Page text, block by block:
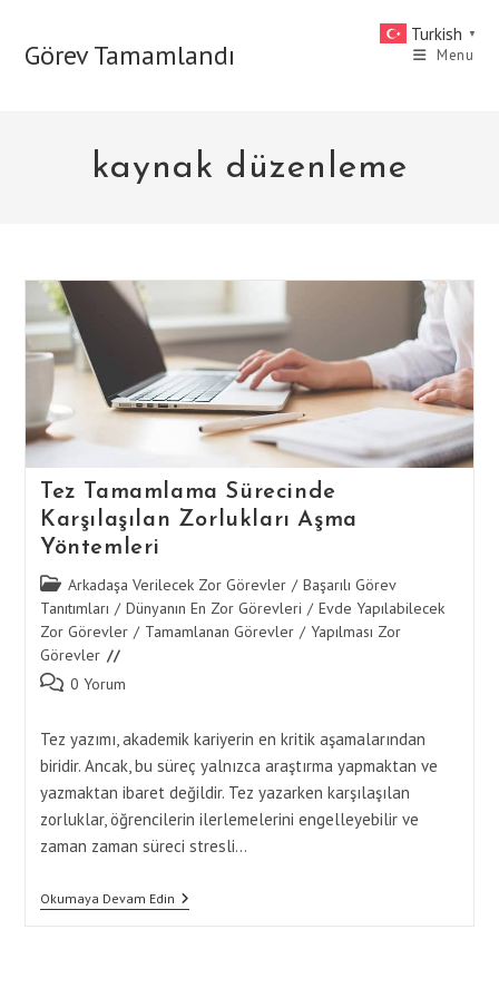
contentGörev Tamamlandı Menu
kaynak düzenleme
Tez Tamamlama Sürecinde
Karşılaşılan Zorlukları Aşma
Yöntemleri
Post
category:
Arkadaşa Verilecek Zor Görevler / Başarılı Görev
Tanıtımları / Dünyanın En Zor Görevleri / Evde Yapılabilecek
Zor Görevler / Tamamlanan Görevler / Yapılması Zor
Görevler
Post 0 Yorum
Tez yazımı, akademik kariyerin en kritik aşamalarından
biridir. Ancak, bu süreç yalnızca araştırma yapmaktan ve
yazmaktan ibaret değildir. Tez yazarken karşılaşılan
zorluklar, öğrencilerin ilerlemelerini engelleyebilir ve
zaman zaman süreci stresli…
Okumaya Devam EdinTez
Tamamlama
Turkish ▼